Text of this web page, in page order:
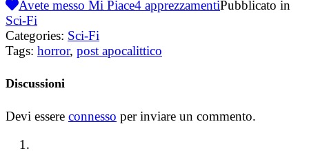
Avete messo Mi Piace4 apprezzamentiPubblicato in
Sci-Fi
Categories: Sci-Fi
Tags: horror, post apocalittico
Discussioni
Devi essere connesso per inviare un commento.